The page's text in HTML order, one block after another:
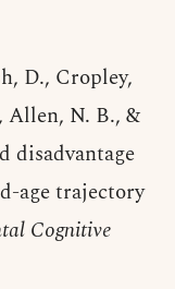
D., Cropley,
Allen, N. B., &
disadvantage
age trajectory
Cognitive